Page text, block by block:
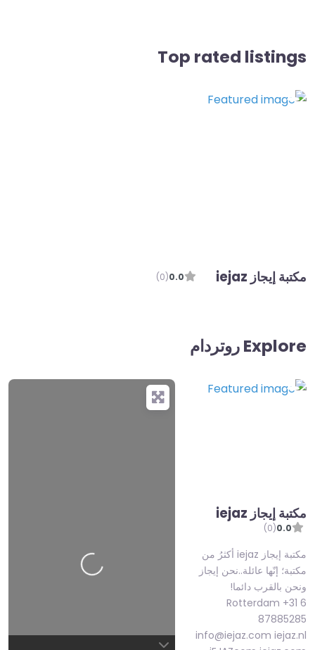
Top rated listings
مكتبة إيجاز iejaz 0.0
(0)
Explore روتردام
مكتبة إيجاز iejaz
0.0
(0)
مكتبة إيجاز iejaz أكثرُ من
مكتبة؛ إنّها عائلة..نحن إيجاز
ونحن بالقرب دائما!
Rotterdam +31 6
87885285
info@iejaz.com iejaz.nl
L
…